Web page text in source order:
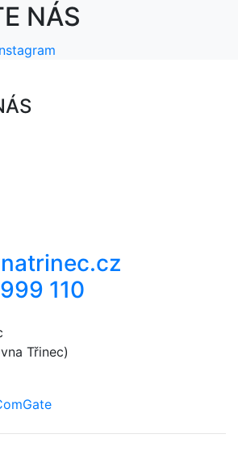
NÁS
110
Třinec)